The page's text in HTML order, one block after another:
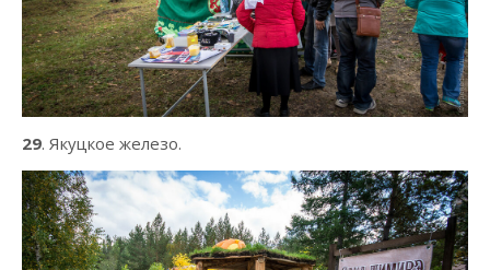
29. Якуцкое железо.